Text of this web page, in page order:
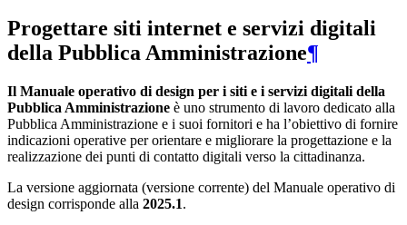
Progettare siti internet e servizi digitali
della Pubblica Amministrazione¶
Il Manuale operativo di design per i siti e i servizi digitali della
Pubblica Amministrazione è uno strumento di lavoro dedicato alla
Pubblica Amministrazione e i suoi fornitori e ha l’obiettivo di fornire
indicazioni operative per orientare e migliorare la progettazione e la
realizzazione dei punti di contatto digitali verso la cittadinanza.
La versione aggiornata (versione corrente) del Manuale operativo di
design corrisponde alla 2025.1.